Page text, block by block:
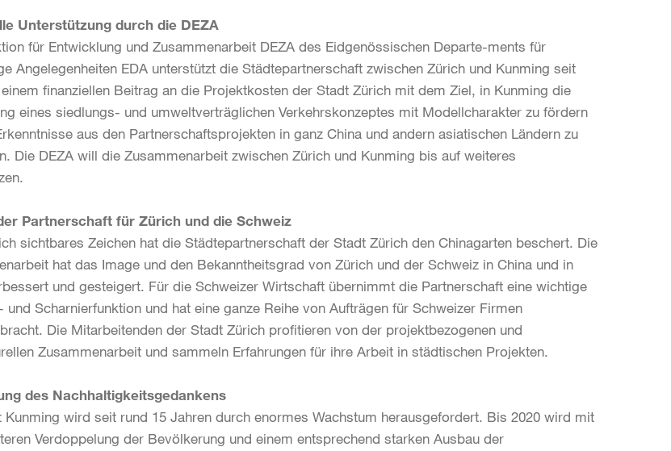
Unterstützung durch die DEZA
für Entwicklung und Zusammenarbeit DEZA des Eidgenössischen Departe-ments für
Angelegenheiten EDA unterstützt die Städtepartnerschaft zwischen Zürich und Kunming seit
finanziellen Beitrag an die Projektkosten der Stadt Zürich mit dem Ziel, in Kunming die
eines siedlungs- und umweltverträglichen Verkehrskonzeptes mit Modellcharakter zu fördern
aus den Partnerschaftsprojekten in ganz China und andern asiatischen Ländern zu
Die DEZA will die Zusammenarbeit zwischen Zürich und Kunming bis auf weiteres
Partnerschaft für Zürich und die Schweiz
sichtbares Zeichen hat die Städtepartnerschaft der Stadt Zürich den Chinagarten beschert. Die
hat das Image und den Bekanntheitsgrad von Zürich und der Schweiz in China und in
und gesteigert. Für die Schweizer Wirtschaft übernimmt die Partnerschaft eine wichtige
und Scharnierfunktion und hat eine ganze Reihe von Aufträgen für Schweizer Firmen
Die Mitarbeitenden der Stadt Zürich profitieren von der projektbezogenen und
Zusammenarbeit und sammeln Erfahrungen für ihre Arbeit in städtischen Projekten.
des Nachhaltigkeitsgedankens
Kunming wird seit rund 15 Jahren durch enormes Wachstum herausgefordert. Bis 2020 wird mit
Verdoppelung der Bevölkerung und einem entsprechend starken Ausbau der